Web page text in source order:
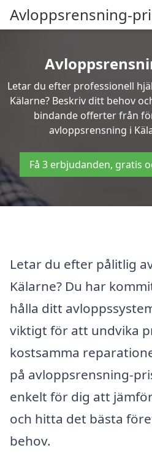
Avloppsrensning-
Letar du efter professionell
Kälarne? Beskriv ditt behov
bindande offerter från
avloppsrensning i
Få 3 erbjudanden, gratis
Letar du efter pålitlig
Kälarne? Du har
hålla ditt
viktigt för att undvika
kostsamma
på avloppsrensning-
enkelt för dig att
och hitta det bästa
behov.